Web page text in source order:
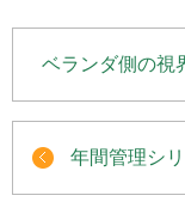
ベランダ側の視
年間管理シ